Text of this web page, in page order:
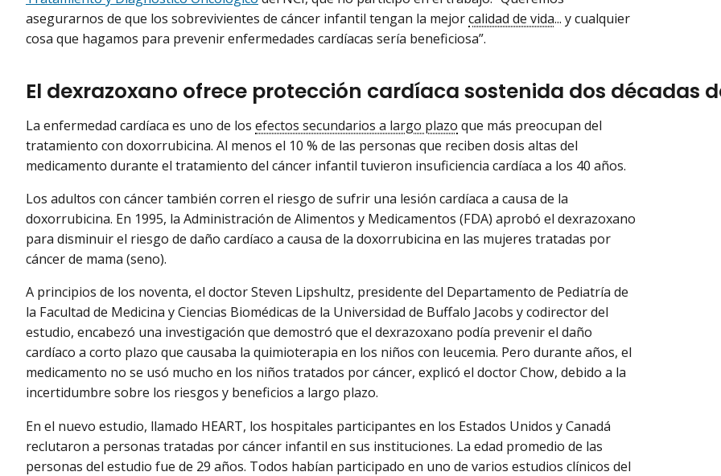
asegurarnos de que los sobrevivientes de cáncer infantil tengan la mejorcalidad de vida... y cualquier
cosa que hagamos para prevenir enfermedades cardíacas sería beneficiosa”.
El dexrazoxano ofrece protección cardíaca sostenida dos décadas
La enfermedad cardíaca es uno de los efectos secundarios a largo plazo que más preocupan del
tratamiento con doxorrubicina. Al menos el 10 % de las personas que reciben dosis altas del
medicamento durante el tratamiento del cáncer infantil tuvieron insuficiencia cardíaca a los 40 años.
Los adultos con cáncer también corren el riesgo de sufrir una lesión cardíaca a causa de la
doxorrubicina. En 1995, la Administración de Alimentos y Medicamentos (FDA) aprobó el dexrazoxano
para disminuir el riesgo de daño cardíaco a causa de la doxorrubicina en las mujeres tratadas por
cáncer de mama (seno).
A principios de los noventa, el doctor Steven Lipshultz, presidente del Departamento de Pediatría de
la Facultad de Medicina y Ciencias Biomédicas de la Universidad de Buffalo Jacobs y codirector del
estudio, encabezó una investigación que demostró que el dexrazoxano podía prevenir el daño
cardíaco a corto plazo que causaba la quimioterapia en los niños con leucemia. Pero durante años, el
medicamento no se usó mucho en los niños tratados por cáncer, explicó el doctor Chow, debido a la
incertidumbre sobre los riesgos y beneficios a largo plazo.
En el nuevo estudio, llamado HEART, los hospitales participantes en los Estados Unidos y Canadá
reclutaron a personas tratadas por cáncer infantil en sus instituciones. La edad promedio de las
personas del estudio fue de 29 años. Todos habían participado en uno de varios estudios clínicos del